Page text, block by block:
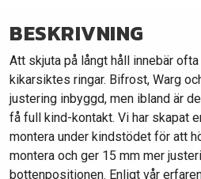
BESKRIVNING
Att skjuta på långt håll innebär
kikarsiktes ringar. Bifrost, Warg
justering inbyggd, men ibland är
få full kind-kontakt. Vi har skapat
montera under kindstödet för att
montera och ger 15 mm mer
bottenpositionen. Enligt vår